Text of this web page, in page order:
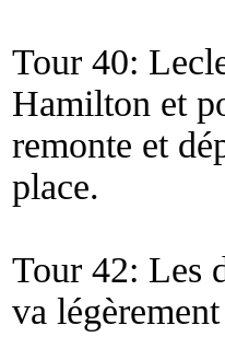
Tour 40:
Hamilton et
remonte et
place.
Tour 42: Les
va